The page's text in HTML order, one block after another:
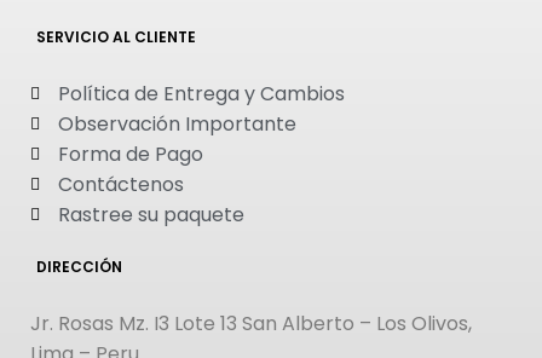
SERVICIO AL CLIENTE
Política de Entrega y Cambios
Observación Importante
Forma de Pago
Contáctenos
Rastree su paquete
DIRECCIÓN
Jr. Rosas Mz. I3 Lote 13 San Alberto – Los Olivos,